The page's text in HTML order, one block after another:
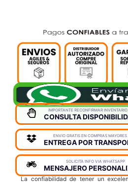
IMPORTANTE RECONFIRMAR
CONSULTA
ENVIO GRATIS EN COMPRAS
ENTREGA POR
SOLICITA INFO VIA WHATSAPP
MENSAJERO
La confiabilidad de tener un